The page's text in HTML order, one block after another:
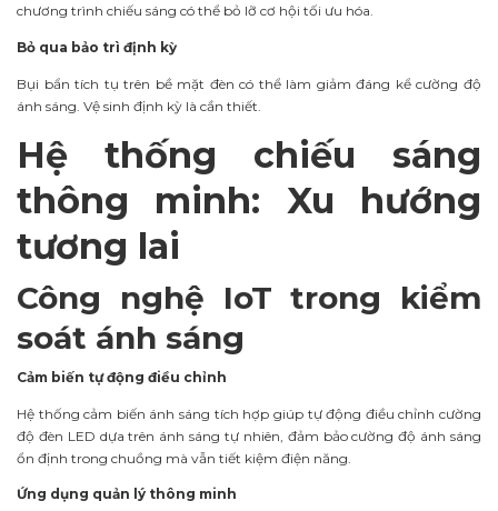
chương trình chiếu sáng có thể bỏ lỡ cơ hội tối ưu hóa.
Bỏ qua bảo trì định kỳ
Bụi bẩn tích tụ trên bề mặt đèn có thể làm giảm đáng kể cường độ
ánh sáng. Vệ sinh định kỳ là cần thiết.
Hệ thống chiếu sáng
thông minh: Xu hướng
tương lai
Công nghệ IoT trong kiểm
soát ánh sáng
Cảm biến tự động điều chỉnh
Hệ thống cảm biến ánh sáng tích hợp giúp tự động điều chỉnh cường
độ đèn LED dựa trên ánh sáng tự nhiên, đảm bảo cường độ ánh sáng
ổn định trong chuồng mà vẫn tiết kiệm điện năng.
Ứng dụng quản lý thông minh